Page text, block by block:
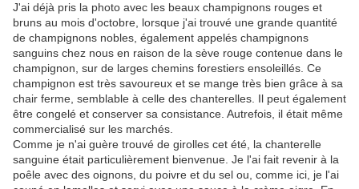
J'ai déjà pris la photo avec les beaux champignons rouges et
bruns au mois d'octobre, lorsque j'ai trouvé une grande quantité
de champignons nobles, également appelés champignons
sanguins chez nous en raison de la sève rouge contenue dans le
champignon, sur de larges chemins forestiers ensoleillés. Ce
champignon est très savoureux et se mange très bien grâce à sa
chair ferme, semblable à celle des chanterelles. Il peut également
être congelé et conserver sa consistance. Autrefois, il était même
commercialisé sur les marchés.
Comme je n'ai guère trouvé de girolles cet été, la chanterelle
sanguine était particulièrement bienvenue. Je l'ai fait revenir à la
poêle avec des oignons, du poivre et du sel ou, comme ici, je l'ai